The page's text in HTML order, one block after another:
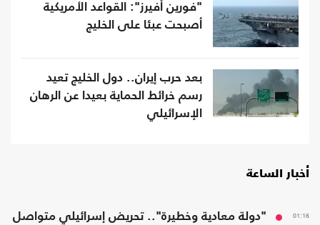
"فورين أفيرز": القواعد الأمريكية
أصبحت عبئا على الخليج
بعد حرب إيران.. دول الخليج تعيد
رسم خرائط الحماية بعيدا عن الرهان
الإسرائيلي
أخبار الساعة
01:16
"دولة معادية وخطيرة".. تحريض إسرائيلي متواصل